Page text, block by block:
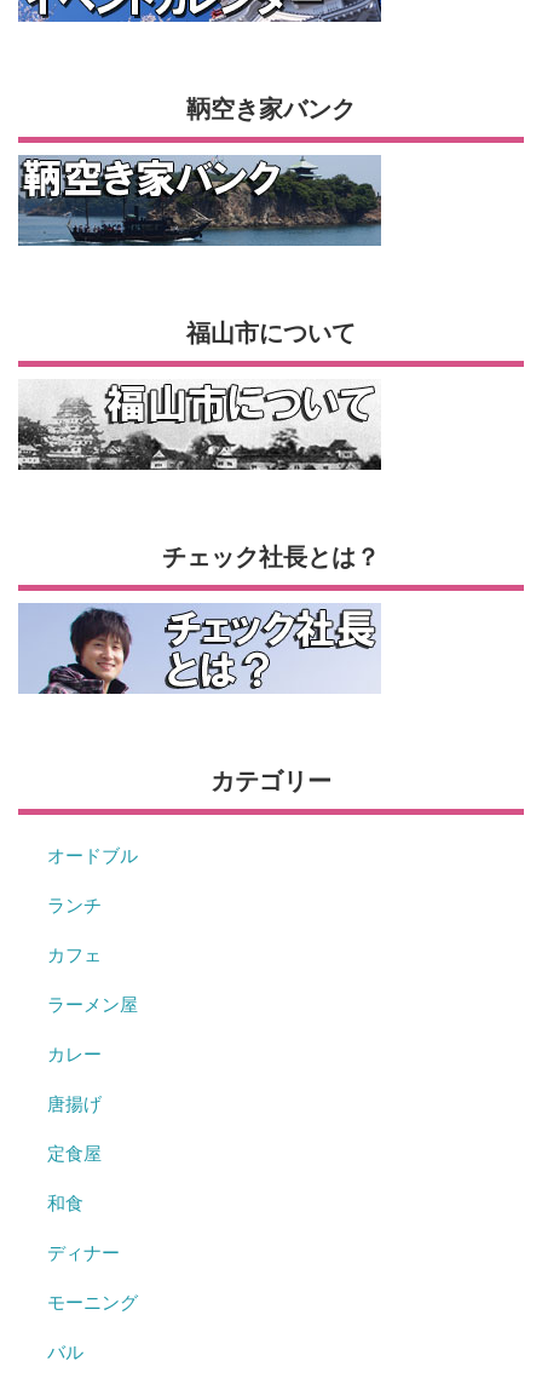
鞆空き家バンク
福山市について
チェック社長とは？
カテゴリー
オードブル
ランチ
カフェ
ラーメン屋
カレー
唐揚げ
定食屋
和食
ディナー
モーニング
バル